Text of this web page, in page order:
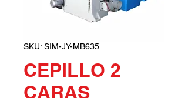
SKU: SIM-JY-MB635
CEPILLO 2
CARAS